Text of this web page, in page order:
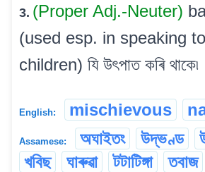
3. (Proper Adj.-Neuter)
(used esp. in speaking
children) যি উৎপাত কৰি থাকে৷
English: mischievous
Assamese: অঘাইতং উদ্ভণ্ড
খবিছ
ঘাৰুৱা টটাটিঙ্গা তবাজ